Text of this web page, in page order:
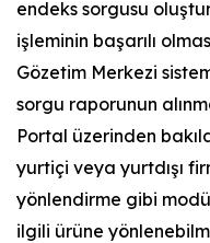
endeks sorgusu
işleminin başarılı
Gözetim Merkezi
sorgu raporunun
Portal üzerinden
yurtiçi veya yurtdışı
yönlendirme gibi
ilgili ürüne